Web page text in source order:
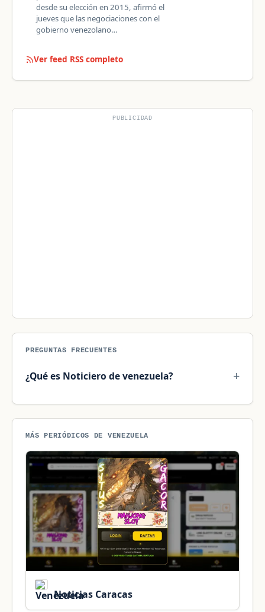
desde su elección en 2015, afirmó el
jueves que las negociaciones con el
gobierno venezolano…
Ver feed RSS completo
PUBLICIDAD
PREGUNTAS FRECUENTES
¿Qué es Noticiero de venezuela?
MÁS PERIÓDICOS DE VENEZUELA
Noticias Caracas